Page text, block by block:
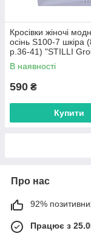
Кросівки жіночі
осінь S100-7 шкіра
р.36-41) "STILLI
оптом від прямого
постачальника
В наявності
590 ₴
Купити
Про нас
92%
Працює з